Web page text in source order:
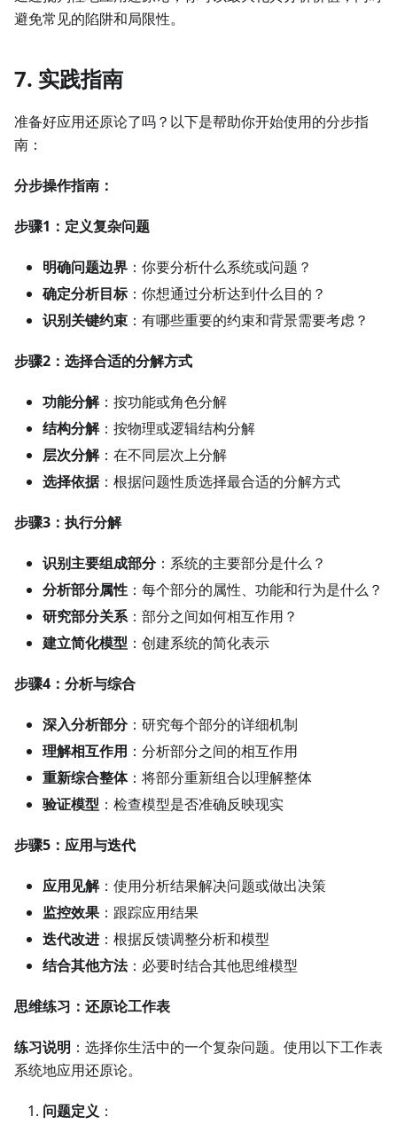
避免常见的陷阱和局限性。
7. 实践指南
准备好应用还原论了吗？以下是帮助你开始使用的分步指
南：
分步操作指南：
步骤1：定义复杂问题
明确问题边界 ：你要分析什么系统或问题？
确定分析目标：你想通过分析达到什么目的？
识别关键约束 ：有哪些重要的约束和背景需要考虑？
步骤2：选择合适的分解方式
功能分解：按功能或角色分解
结构分解：按物理或逻辑结构分解
层次分解：在不同层次上分解
选择依据：根据问题性质选择最合适的分解方式
步骤3：执行分解
识别主要组成部分：系统的主要部分是什么？
分析部分属性 ：每个部分的属性、功能和行为是什么？
研究部分关系：部分之间如何相互作用？
建立简化模型 ：创建系统的简化表示
步骤4：分析与综合
深入分析部分：研究每个部分的详细机制
理解相互作用 ：分析部分之间的相互作用
重新综合整体：将部分重新组合以理解整体
验证模型 ：检查模型是否准确反映现实
步骤5：应用与迭代
应用见解：使用分析结果解决问题或做出决策
监控效果 ：跟踪应用结果
迭代改进 ：根据反馈调整分析和模型
结合其他方法：必要时结合其他思维模型
思维练习：还原论工作表
练习说明 ：选择你生活中的一个复杂问题。使用以下工作表
系统地应用还原论。
问题定义 ：